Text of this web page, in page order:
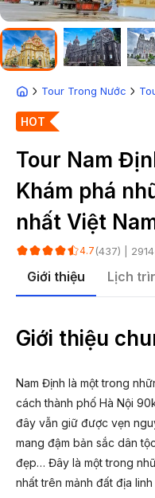
Tour Trong Nước
HOT
Tour Nam
Khám phá
nhất Việt
4.7 (437) | 2914
Giới thiệu Lịch
Giới thiệu
Nam Định là một trong
cách thành phố Hà Nội
đây vẫn giữ được vẹn
mang đậm bản sắc dân
đẹp… Đây là một trong
nhất trên mảnh đất địa